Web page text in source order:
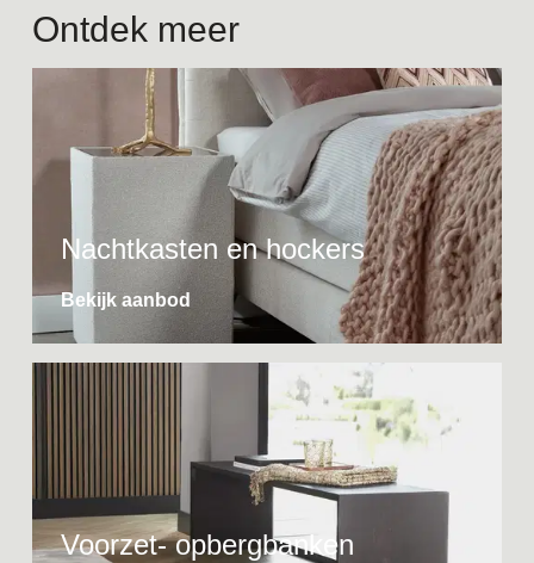
Ontdek meer
Nachtkasten en hockers
Bekijk aanbod
Voorzet- opbergbanken